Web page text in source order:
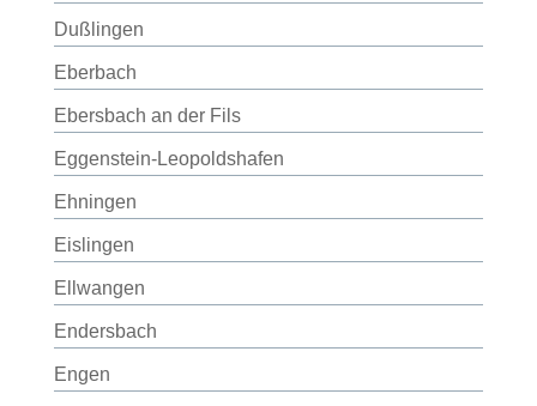
Dußlingen
Eberbach
Ebersbach an der Fils
Eggenstein-Leopoldshafen
Ehningen
Eislingen
Ellwangen
Endersbach
Engen